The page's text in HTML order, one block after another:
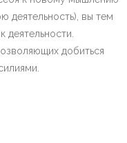
деятельность), вы тем
добиться